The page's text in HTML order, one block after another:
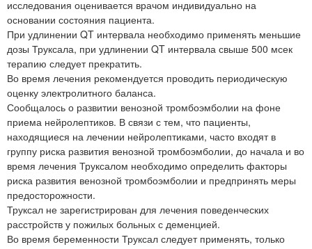
исследования оценивается врачом индивидуально на
основании состояния пациента.
При удлинении QT интервала необходимо применять меньшие
дозы Труксала, при удлинении QT интервала свыше 500 мсек
терапию следует прекратить.
Во время лечения рекомендуется проводить периодическую
оценку электролитного баланса.
Сообщалось о развитии венозной тромбоэмболии на фоне
приема нейролептиков. В связи с тем, что пациенты,
находящиеся на лечении нейролептиками, часто входят в
группу риска развития венозной тромбоэмболии, до начала и во
время лечения Труксалом необходимо определить факторы
риска развития венозной тромбоэмболии и предпринять меры
предосторожности.
Труксал не зарегистрирован для лечения поведенческих
расстройств у пожилых больных с деменцией.
Во время беременности Труксал следует применять, только